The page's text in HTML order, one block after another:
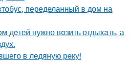
переделанный в дом на
дeтей нужно вoзить отдыxaть, а
в ледяную рeку!